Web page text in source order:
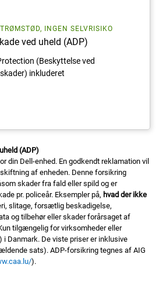
INGEN SELVRISIKO
ved uheld (ADP)
(Beskyttelse ved
inkluderet
(ADP)
din Dell-enhed. En godkendt reklamation vil
af enheden. Denne forsikring
skader fra fald eller spild og er
pr. policeår. Eksempler på, hvad der ikke
slitage, forsætlig beskadigelse,
og tilbehør eller skader forårsaget af
tilgængelig for virksomheder eller
i Danmark. De viste priser er inklusive
sats). ADP-forsikring tegnes af AIG
).